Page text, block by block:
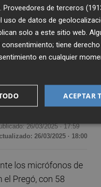
26/03/2025 ·17:59
26/03/2025 · 18:00
los micrófonos de
Pregó, con 58
Proveedores de terceros
de datos de
solo a este sitio web.
tiene derecho
en cualquier
ACEPTAR